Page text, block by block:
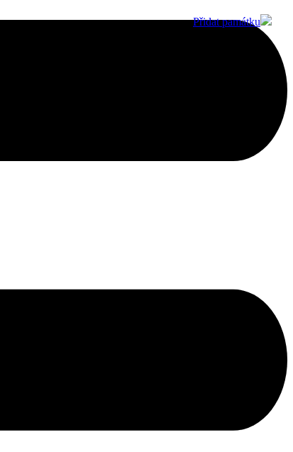
Přidat památku